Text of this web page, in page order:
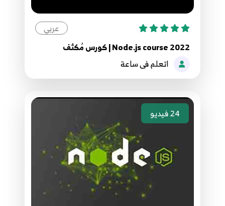
15.setup data base in firebase - انشاء قاعدة بيانات
من نوع json
2:52
قاعدة بيانات json
8:17
17.node js how to access database in firebase -
الوصول لقاعدة البانات فايربيز بواسطة نود جي اس
18.Read data once node js using firebase
database - جلب بيانات من قاعدة بيانات فايربيز نود
عربي
Node.js course 2022 | كورس مُكثف
اتعلم فى ساعة
24فيديو